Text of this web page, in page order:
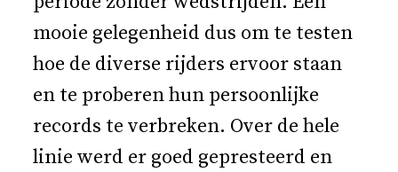
mooie gelegenheid dus om te testen
hoe de diverse rijders ervoor staan
en te proberen hun persoonlijke
records te verbreken. Over de hele
linie werd er goed gepresteerd en